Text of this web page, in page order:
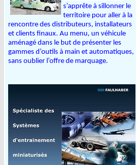
s’apprête à sillonner le
territoire pour aller à la
rencontre des distributeurs, installateurs
et clients finaux. Au menu, un véhicule
aménagé dans le but de présenter les
gammes d’outils à main et automatiques,
sans oublier l’offre de marquage.